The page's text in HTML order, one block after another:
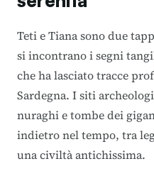
Teti e Tiana sono due
si incontrano i segni
che ha lasciato tracce
Sardegna. I siti
nuraghi e tombe dei
indietro nel tempo, tra
una civiltà antichissima.